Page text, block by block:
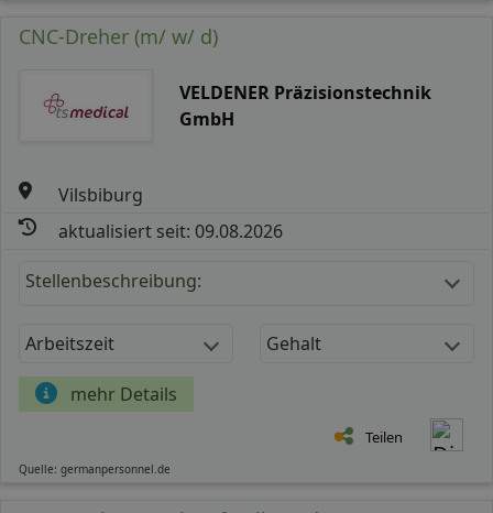
CNC-Dreher (m/ w/ d)
VELDENER Präzisionstechnik
GmbH
Vilsbiburg
aktualisiert seit: 09.08.2026
Stellenbeschreibung:
Arbeitszeit Gehalt
mehr Details
Teilen
Quelle: germanpersonnel.de